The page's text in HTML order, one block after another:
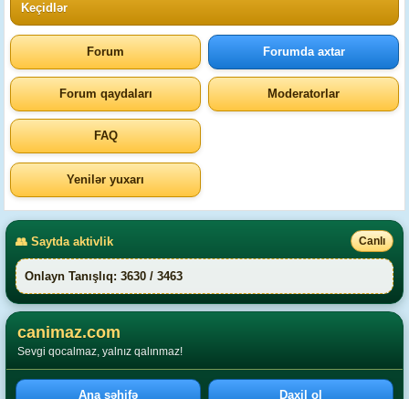
Keçidlər
Forum Forumda axtar
Forum qaydaları Moderatorlar
FAQ
Yenilər yuxarı
👥 Saytda aktivlik Canlı
Onlayn Tanışlıq: 3630 / 3463
canimaz.com
Sevgi qocalmaz, yalnız qalınmaz!
Ana səhifə Daxil ol